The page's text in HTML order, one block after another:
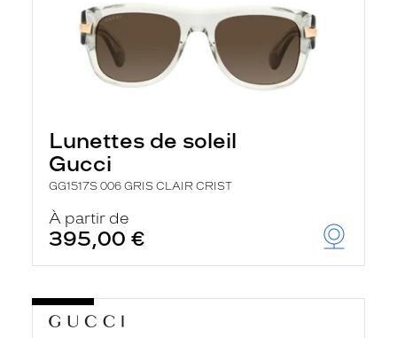
Lunettes de soleil
Gucci
GG1517S 006 GRIS CLAIR CRIST
À partir de
395,00 €